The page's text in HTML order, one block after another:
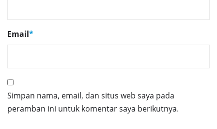
Email*
Simpan nama, email, dan situs web saya pada
peramban ini untuk komentar saya berikutnya.